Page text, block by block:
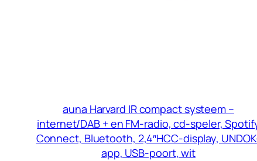
auna Harvard IR compact systeem –
internet/DAB + en FM-radio, cd-speler,
Connect, Bluetooth, 2,4″HCC-display,
app, USB-poort, wit